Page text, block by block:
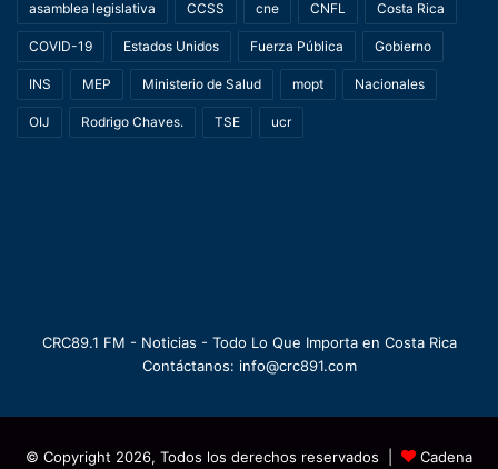
asamblea legislativa CCSS cne CNFL Costa Rica
COVID-19 Estados Unidos Fuerza Pública Gobierno
INS MEP Ministerio de Salud mopt Nacionales
OIJ Rodrigo Chaves. TSE ucr
CRC89.1 FM - Noticias - Todo Lo Que Importa en Costa Rica
Contáctanos: info@crc891.com
© Copyright 2026, Todos los derechos reservados | Cadena